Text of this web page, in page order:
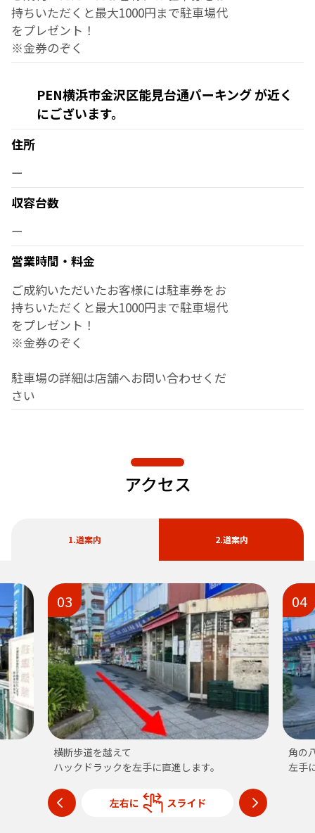
持ちいただくと最大1000円まで駐車場代
をプレゼント！
※金券のぞく
PEN横浜市金沢区能見台通パーキング が近く
にございます。
住所
ー
収容台数
ー
営業時間・料金
ご成約いただいたお客様には駐車券をお
持ちいただくと最大1000円まで駐車場代
をプレゼント！
※金券のぞく
駐車場の詳細は店舗へお問い合わせくだ
さい
アクセス
1.道案内 2.道案内
03
横断歩道を越えて
ハックドラックを左手に直進します。
04
角の
左手